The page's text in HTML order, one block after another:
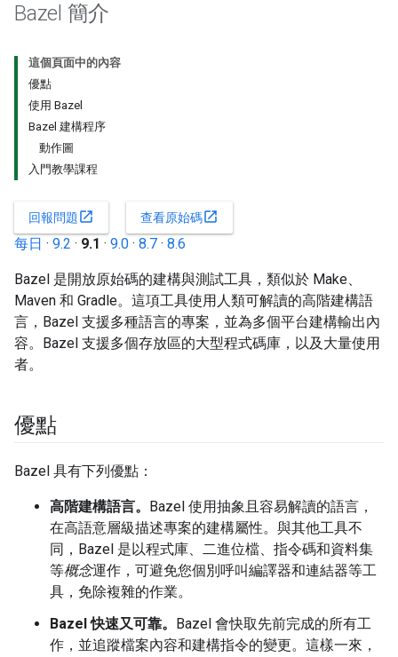
Bazel 簡介
這個頁面中的內容
優點
使用 Bazel
Bazel 建構程序
動作圖
入門教學課程
回報問題open_in_new 查看原始碼open_in_new
每日 · 9.2 · 9.1 · 9.0 · 8.7 · 8.6
Bazel 是開放原始碼的建構與測試工具，類似於 Make、
Maven 和 Gradle。這項工具使用人類可解讀的高階建構語
言，Bazel 支援多種語言的專案，並為多個平台建構輸出內
容。Bazel 支援多個存放區的大型程式碼庫，以及大量使用
者。
優點
Bazel 具有下列優點：
高階建構語言。 Bazel 使用抽象且容易解讀的語言，
在高語意層級描述專案的建構屬性。與其他工具不
同，Bazel 是以程式庫、二進位檔、指令碼和資料集
等概念運作，可避免您個別呼叫編譯器和連結器等工
具，免除複雜的作業。
Bazel 快速又可靠。 Bazel 會快取先前完成的所有工
作，並追蹤檔案內容和建構指令的變更。這樣一來，